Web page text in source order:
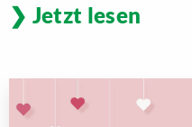
Jetzt lesen